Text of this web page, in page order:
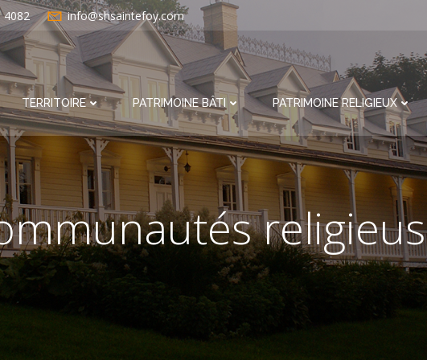
4082 info@shsaintefoy.com
TERRITOIRE PATRIMOINE BÂTI PATRIMOINE RELIGIEUX